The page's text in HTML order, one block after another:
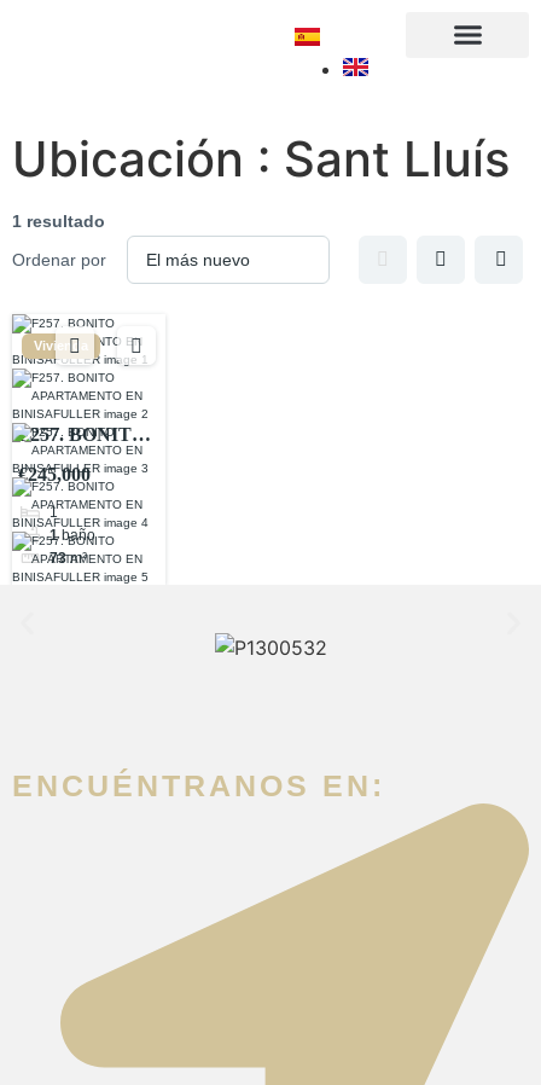
Ubicación : Sant Lluís
1 resultado
Ordenar por
Vivienda
F257. BONITO
APARTAMENTO
EN
BINISAFULLER
€245,000
1
1 baño
73 m²
ENCUÉNTRANOS EN: